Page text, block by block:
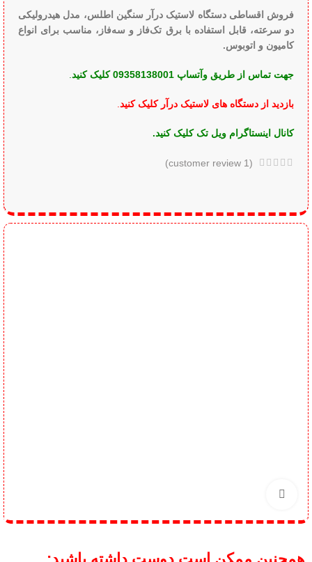
فروش اقساطی دستگاه لاستیک درآر سنگین اطلس، مدل هیدرولیکی
دو سرعته، قابل‌ استفاده با برق تک‌فاز و سه‌فاز، مناسب برای انواع
کامیون و اتوبوس.
جهت تماس از طریق وآتساپ 09358138001 کلیک کنید
بازدید از دستگاه های لاستیک درآر کلیک کنید
کانال اینستاگرام ویل تک کلیک کنید.
(
1